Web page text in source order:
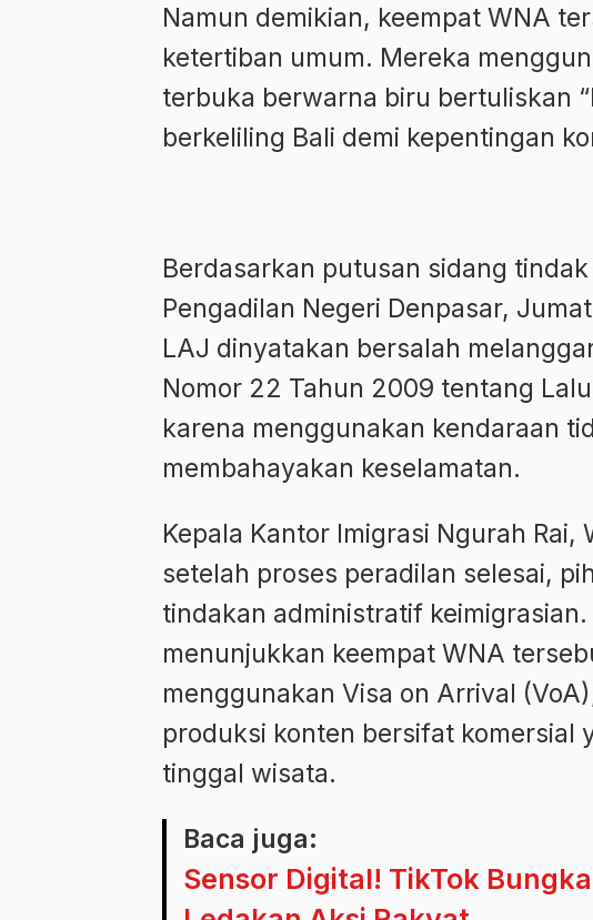
Namun demikian, keempat WNA
ketertiban umum. Mereka
terbuka berwarna biru bertuliskan
berkeliling Bali demi kepentingan
Berdasarkan putusan sidang
Pengadilan Negeri Denpasar,
LAJ dinyatakan bersalah
Nomor 22 Tahun 2009 tentang
karena menggunakan kendaraan
membahayakan keselamatan.
Kepala Kantor Imigrasi Ngurah
setelah proses peradilan selesai,
tindakan administratif
menunjukkan keempat WNA
menggunakan Visa on Arrival
produksi konten bersifat komersial
tinggal wisata.
Baca juga:
Sensor Digital! TikTok